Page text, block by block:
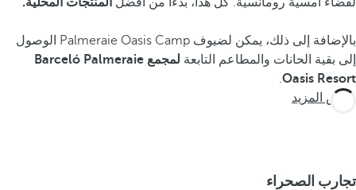
بالإضافة إلى ذلك، يمكن لضيوف Palmeraie Oasis Camp الوصول
إلى بقية الحانات والمطاعم التابعة
لمجمع Barceló Palmeraie
Oasis Resort
.
عرض المزيد
تجارب الصحراء